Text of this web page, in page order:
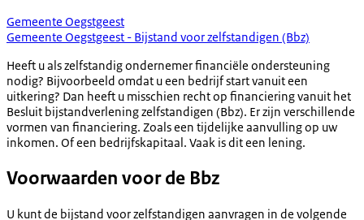
Gemeente Oegstgeest
Gemeente Oegstgeest - Bijstand voor zelfstandigen (Bbz)
Heeft u als zelfstandig ondernemer financiële ondersteuning
nodig? Bijvoorbeeld omdat u een bedrijf start vanuit een
uitkering? Dan heeft u misschien recht op financiering vanuit het
Besluit bijstandverlening zelfstandigen (Bbz). Er zijn verschillende
vormen van financiering. Zoals een tijdelijke aanvulling op uw
inkomen. Of een bedrijfskapitaal. Vaak is dit een lening.
Voorwaarden voor de Bbz
U kunt de bijstand voor zelfstandigen aanvragen in de volgende